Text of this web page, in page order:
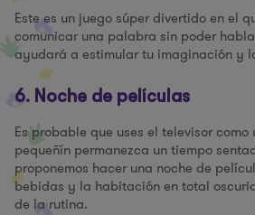
Este es un juego súper divertido en el
comunicar una palabra sin poder
ayudará a estimular tu imaginación y
6. Noche de películas
Es probable que uses el televisor
pequeñín permanezca un tiempo
proponemos hacer una noche de
bebidas y la habitación en total
de la rutina.